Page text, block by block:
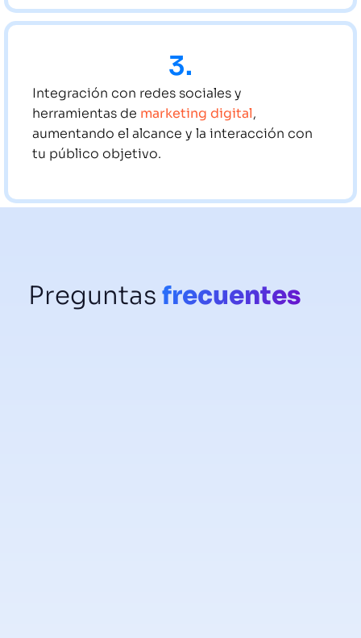
3.
Integración con redes sociales y
herramientas de marketing digital,
aumentando el alcance y la interacción con
tu público objetivo.
Preguntas frecuentes